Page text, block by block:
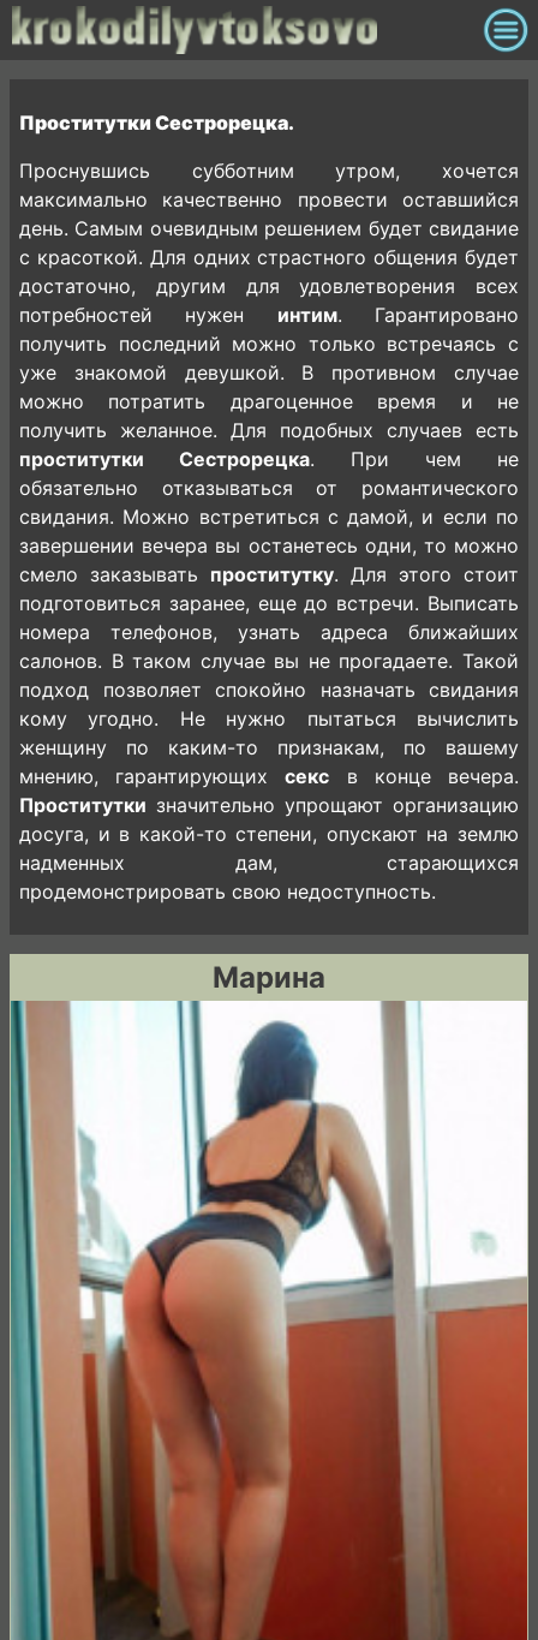
Проститутки Сестрорецка.
Проснувшись субботним утром, хочется
максимально качественно провести оставшийся
день. Самым очевидным решением будет свидание
с красоткой. Для одних страстного общения будет
достаточно, другим для удовлетворения всех
потребностей нужен интим. Гарантировано
получить последний можно только встречаясь с
уже знакомой девушкой. В противном случае
можно потратить драгоценное время и не
получить желанное. Для подобных случаев есть
проститутки Сестрорецка. При чем не
обязательно отказываться от романтического
свидания. Можно встретиться с дамой, и если по
завершении вечера вы останетесь одни, то можно
смело заказывать проститутку. Для этого стоит
подготовиться заранее, еще до встречи. Выписать
номера телефонов, узнать адреса ближайших
салонов. В таком случае вы не прогадаете. Такой
подход позволяет спокойно назначать свидания
кому угодно. Не нужно пытаться вычислить
женщину по каким-то признакам, по вашему
мнению, гарантирующихсекс в конце вечера.
Проститутки значительно упрощают организацию
досуга, и в какой-то степени, опускают на землю
надменных дам, старающихся
продемонстрировать свою недоступность.
Марина